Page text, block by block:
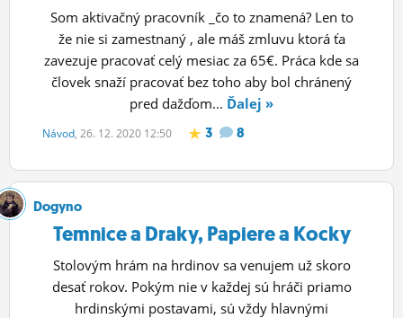
Som aktivačný pracovník _čo to znamená? Len to
že nie si zamestnaný , ale máš zmluvu ktorá ťa
zavezuje pracovať celý mesiac za 65€. Práca kde sa
človek snaží pracovať bez toho aby bol chránený
pred dažďom... Ďalej »
Návod, 26. 12. 2020 12:50 3 8
Dogyno
Temnice a Draky, Papiere a Kocky
Stolovým hrám na hrdinov sa venujem už skoro
desať rokov. Pokým nie v každej sú hráči priamo
hrdinskými postavami, sú vždy hlavnými